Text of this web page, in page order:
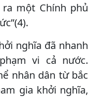
một Chính phủ
nghĩa đã nhanh
vi cả nước.
nhân dân từ bắc
gia khởi nghĩa,